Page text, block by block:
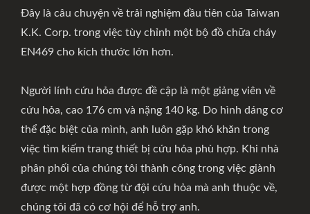
Đây là câu chuyện về trải nghiệm đầu tiên của Taiwan
K.K. Corp. trong việc tùy chỉnh một bộ đồ chữa cháy
EN469 cho kích thước lớn hơn.
Người lính cứu hỏa được đề cập là một giảng viên về
cứu hỏa, cao 176 cm và nặng 140 kg. Do hình dáng cơ
thể đặc biệt của mình, anh luôn gặp khó khăn trong
việc tìm kiếm trang thiết bị cứu hỏa phù hợp. Khi nhà
phân phối của chúng tôi thành công trong việc giành
được một hợp đồng từ đội cứu hỏa mà anh thuộc về,
chúng tôi đã có cơ hội để hỗ trợ anh.